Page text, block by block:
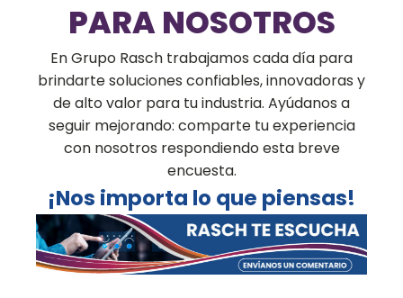
PARA NOSOTROS
En Grupo Rasch trabajamos cada día para
brindarte soluciones confiables, innovadoras y
de alto valor para tu industria. Ayúdanos a
seguir mejorando: comparte tu experiencia
con nosotros respondiendo esta breve
encuesta.
¡Nos importa lo que piensas!